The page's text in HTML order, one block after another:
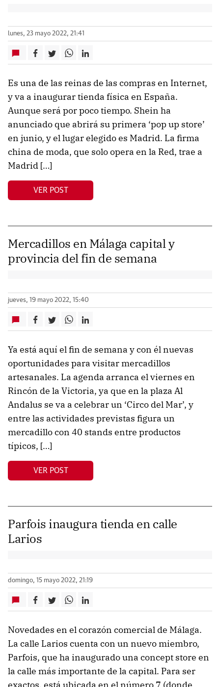
lunes, 23 mayo 2022, 21:41
Es una de las reinas de las compras en Internet,
y va a inaugurar tienda física en España.
Aunque será por poco tiempo. Shein ha
anunciado que abrirá su primera ‘pop up store’
en junio, y el lugar elegido es Madrid. La firma
china de moda, que solo opera en la Red, trae a
Madrid […]
VER POST
Mercadillos en Málaga capital y
provincia del fin de semana
jueves, 19 mayo 2022, 15:40
Ya está aquí el fin de semana y con él nuevas
oportunidades para visitar mercadillos
artesanales. La agenda arranca el viernes en
Rincón de la Victoria, ya que en la plaza Al
Andalus se va a celebrar un ‘Circo del Mar’, y
entre las actividades previstas figura un
mercadillo con 40 stands entre productos
típicos, […]
VER POST
Parfois inaugura tienda en calle
Larios
domingo, 15 mayo 2022, 21:19
Novedades en el corazón comercial de Málaga.
La calle Larios cuenta con un nuevo miembro,
Parfois, que ha inaugurado una concept store en
la calle más importante de la capital. Para ser